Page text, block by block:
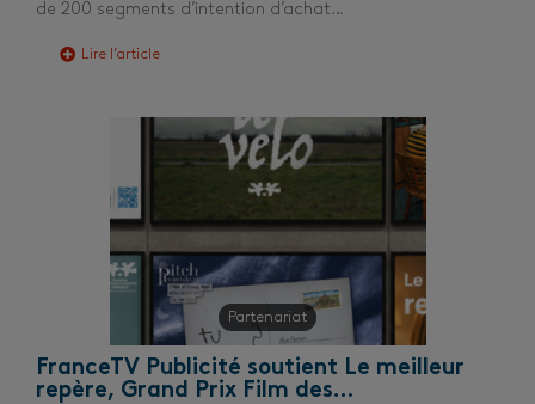
de 200 segments d’intention d’achat…
Lire l’article
Partenariat
FranceTV Publicité soutient Le meilleur
repère, Grand Prix Film des…